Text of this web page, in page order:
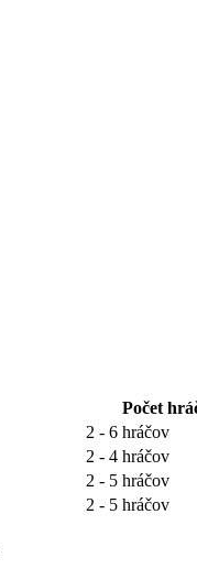
Počet
2 - 6 hráčov
2 - 4 hráčov
2 - 5 hráčov
2 - 5 hráčov